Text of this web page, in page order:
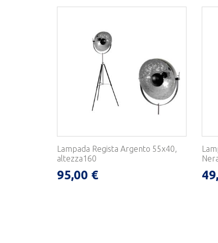
Lampada Regista Argento 55x40,
altezza160
95,00 €